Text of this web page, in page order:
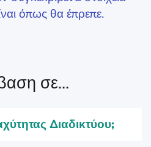
όπως θα έπρεπε.
σε...
Διαδικτύου;